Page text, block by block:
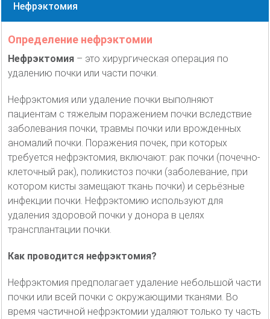
Нефрэктомия
Определение нефрэктомии
Нефрэктомия – это хирургическая операция по
удалению почки или части почки.
Нефрэктомия или удаление почки выполняют
пациентам с тяжелым поражением почки вследствие
заболевания почки, травмы почки или врожденных
аномалий почки. Поражения почек, при которых
требуется нефрэктомия, включают: рак почки (почечно-
клеточный рак), поликистоз почки (заболевание, при
котором кисты замещают ткань почки) и серьёзные
инфекции почки. Нефрэктомию используют для
удаления здоровой почки у донора в целях
трансплантации почки.
Как проводится нефрэктомия?
Нефрэктомия предполагает удаление небольшой части
почки или всей почки с окружающими тканями. Во
время частичной нефрэктомии удаляют только ту часть